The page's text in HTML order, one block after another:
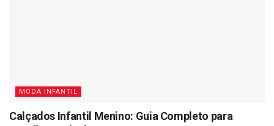
MODA INFANTIL
Calçados Infantil Menino: Guia Completo para